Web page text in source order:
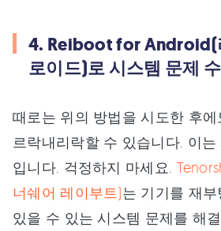
4. Reiboot for Android(
로이드)로 시스템 문제
때로는 위의 방법을 시도한 후
르락내리락할 수 있습니다. 이
입니다. 걱정하지 마세요.
너쉐어 레이부트)는 기기를 재
있을 수 있는 시스템 문제를 해